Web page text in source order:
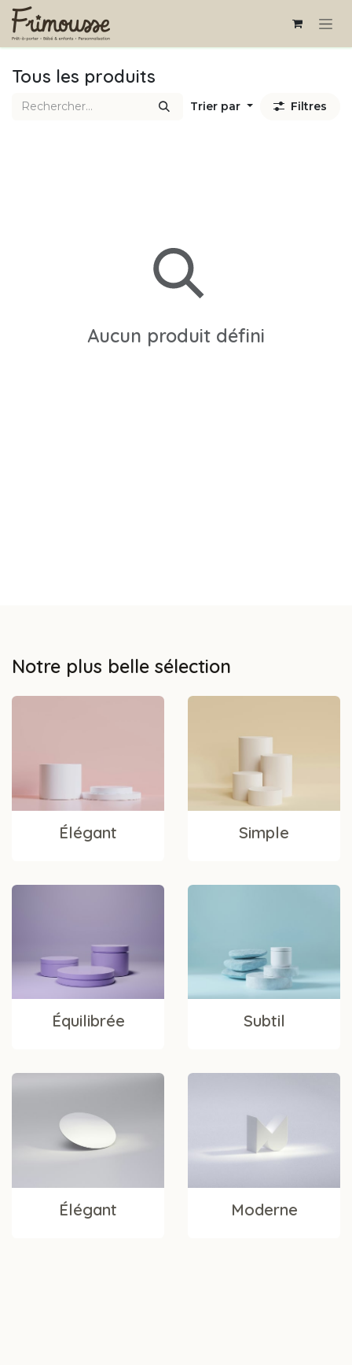
Se rendre au contenu
Tous les produits
Trier par Filtres
Aucun produit défini
Notre plus belle sélection
Élégant Simple
Équilibrée Subtil
Élégant Moderne